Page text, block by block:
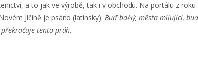
a to jak ve výrobě, tak i v obchodu. Na portálu z
Jičíně je psáno (latinsky): Buď bdělý, města milující,
tento práh.